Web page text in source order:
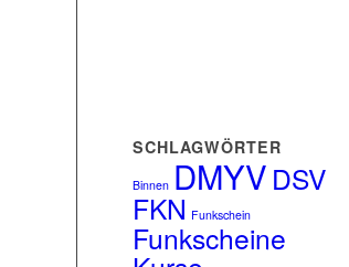
SCHLAGWÖRTER
Binnen DMYV DSV
FKN Funkschein
Funkscheine